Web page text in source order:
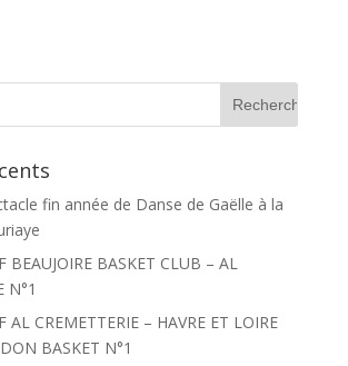
fin année de Danse de Gaëlle à la
BEAUJOIRE BASKET CLUB – AL
N°1
AL CREMETTERIE – HAVRE ET LOIRE
BASKET N°1